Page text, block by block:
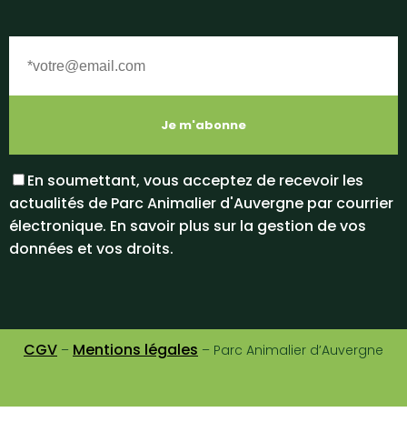
En soumettant, vous acceptez de recevoir les
actualités de Parc Animalier d'Auvergne par courrier
électronique. En savoir plus sur la gestion de vos
données et vos droits.
CGV – Mentions légales – Parc Animalier d’Auvergne